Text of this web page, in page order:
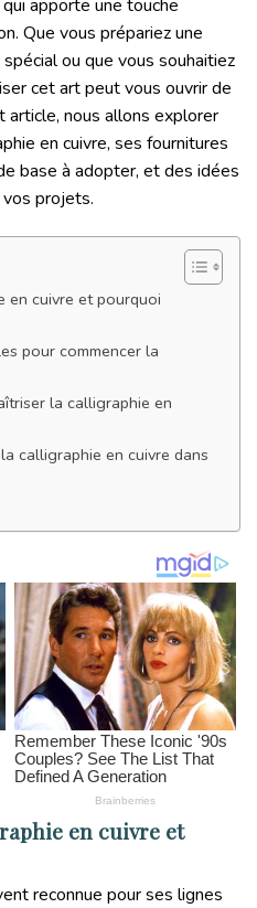
qui apporte une touche
Que vous prépariez une
ou que vous souhaitiez
cet art peut vous ouvrir de
nous allons explorer
en cuivre, ses fournitures
base à adopter, et des idées
vos projets.
en cuivre et pourquoi
pour commencer la
la calligraphie en
calligraphie en cuivre dans
en cuivre et
reconnue pour ses lignes